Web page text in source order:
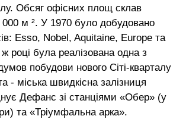
Обсяг офісних площ склав
м ². У 1970 було добудовано
Esso, Nobel, Aquitaine, Europe та
році була реалізована одна з
побудови нового Сіті-кварталу
- міська швидкісна залізниця
Дефанс зі станціями «Обер» (у
та «Тріумфальна арка».